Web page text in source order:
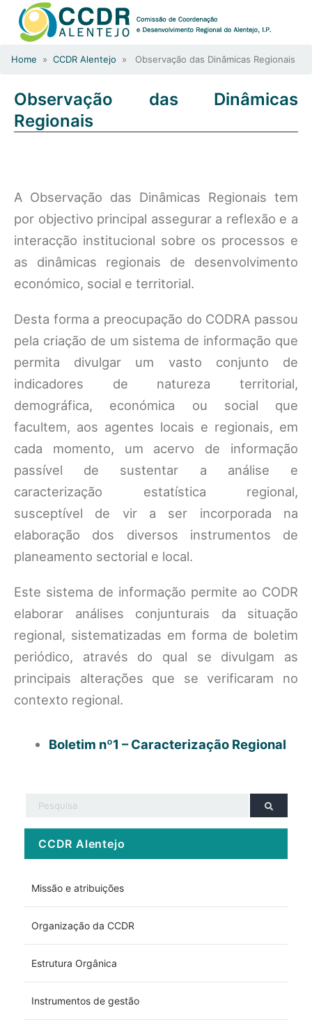
Home » CCDR Alentejo » Observação das Dinâmicas Regionais
Observação das Dinâmicas
Regionais
A Observação das Dinâmicas Regionais tem
por objectivo principal assegurar a reflexão e a
interacção institucional sobre os processos e
as dinâmicas regionais de desenvolvimento
económico, social e territorial.
Desta forma a preocupação do CODRA passou
pela criação de um sistema de informação que
permita divulgar um vasto conjunto de
indicadores de natureza territorial,
demográfica, económica ou social que
facultem, aos agentes locais e regionais, em
cada momento, um acervo de informação
passível de sustentar a análise e
caracterização estatística regional,
susceptível de vir a ser incorporada na
elaboração dos diversos instrumentos de
planeamento sectorial e local.
Este sistema de informação permite ao CODR
elaborar análises conjunturais da situação
regional, sistematizadas em forma de boletim
periódico, através do qual se divulgam as
principais alterações que se verificaram no
contexto regional.
Boletim nº1 – Caracterização Regional
CCDR Alentejo
Missão e atribuições
Organização da CCDR
Estrutura Orgânica
Instrumentos de gestão